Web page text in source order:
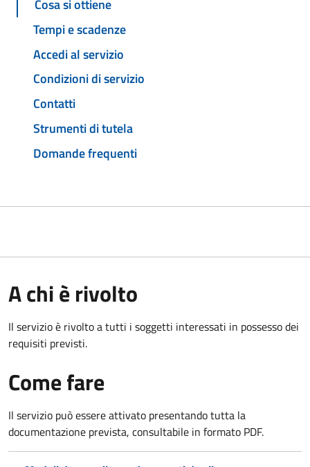
Cosa si ottiene
Tempi e scadenze
Accedi al servizio
Condizioni di servizio
Contatti
Strumenti di tutela
Domande frequenti
A chi è rivolto
Il servizio è rivolto a tutti i soggetti interessati in possesso dei
requisiti previsti.
Come fare
Il servizio può essere attivato presentando tutta la
documentazione prevista, consultabile in formato PDF.